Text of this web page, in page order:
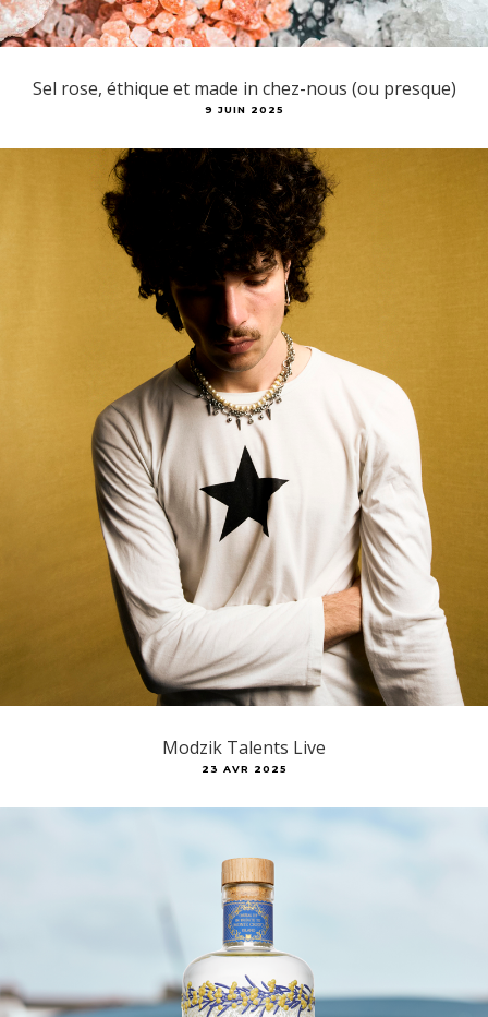
Sel rose, éthique et made in chez-nous (ou presque)
9 JUIN 2025
Modzik Talents Live
23 AVR 2025